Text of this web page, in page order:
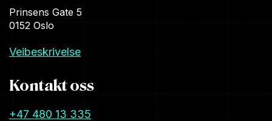
Prinsens Gate 5
0152 Oslo
Veibeskrivelse
Kontakt oss
+47 480 13 335